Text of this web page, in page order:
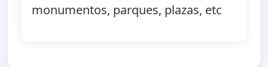
monumentos, parques, plazas, etc